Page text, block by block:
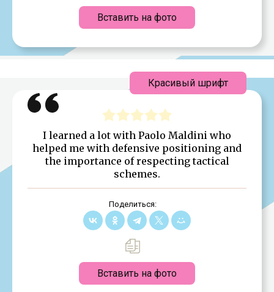
Вставить на фото
I learned a lot with Paolo Maldini who
helped me with defensive positioning and
the importance of respecting tactical
schemes.
Поделиться:
Вставить на фото
Красивый шрифт